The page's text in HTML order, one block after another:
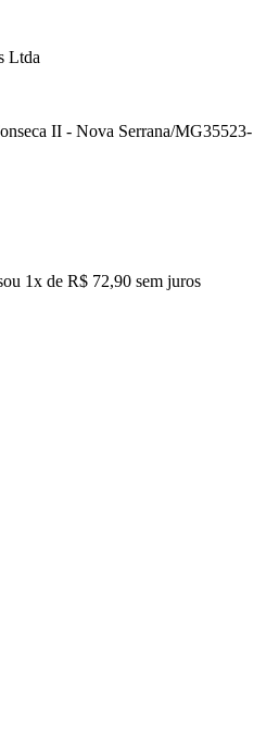
Ltda
II - Nova Serrana/MG35523-
ou 1x de R$ 72,90 sem juros